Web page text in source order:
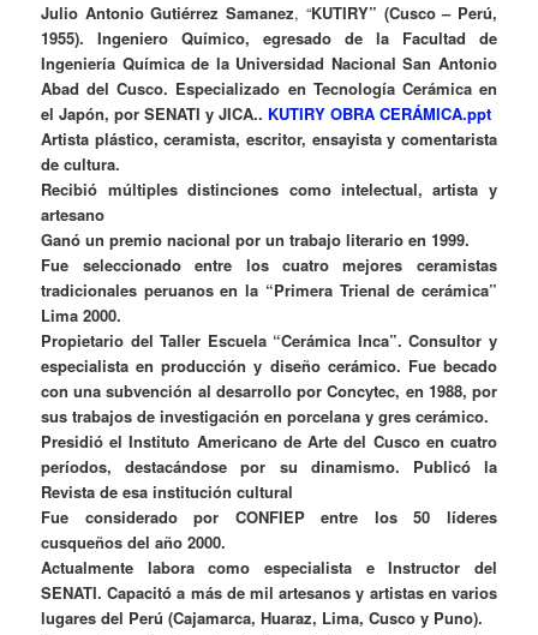
Julio Antonio Gutiérrez Samanez, “KUTIRY” (Cusco – Perú,
1955). Ingeniero Químico, egresado de la Facultad de
Ingeniería Química de la Universidad Nacional San Antonio
Abad del Cusco. Especializado en Tecnología Cerámica en
el Japón, por SENATI y JICA.. KUTIRY OBRA CERÁMICA.ppt
Artista plástico, ceramista, escritor, ensayista y comentarista
de cultura.
Recibió múltiples distinciones como intelectual, artista y
artesano
Ganó un premio nacional por un trabajo literario en 1999.
Fue seleccionado entre los cuatro mejores ceramistas
tradicionales peruanos en la “Primera Trienal de cerámica”
Lima 2000.
Propietario del Taller Escuela “Cerámica Inca”. Consultor y
especialista en producción y diseño cerámico. Fue becado
con una subvención al desarrollo por Concytec, en 1988, por
sus trabajos de investigación en porcelana y gres cerámico.
Presidió el Instituto Americano de Arte del Cusco en cuatro
períodos, destacándose por su dinamismo. Publicó la
Revista de esa institución cultural
Fue considerado por CONFIEP entre los 50 líderes
cusqueños del año 2000.
Actualmente labora como especialista e Instructor del
SENATI. Capacitó a más de mil artesanos y artistas en varios
lugares del Perú (Cajamarca, Huaraz, Lima, Cusco y Puno).